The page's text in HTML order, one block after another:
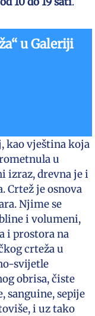
u Galeriji
kao vještina koja
u
izraz, drevna je i
Crtež je osnova
Njime se
i volumeni,
i prostora na
crteža u
svijetle
obrisa, čiste
sanguine, sepije
i uz tako